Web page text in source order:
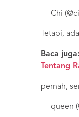
— Chi
Tetapi,
Baca juga:
Tentang
pernah,
— queen